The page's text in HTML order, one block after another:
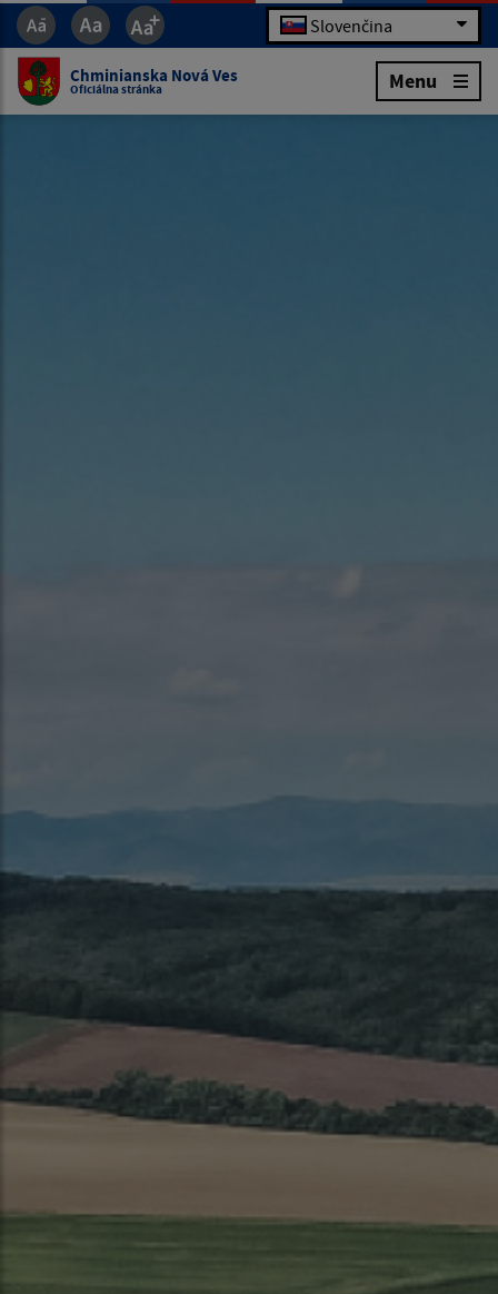
Slovenčina
Chminianska Nová Ves
Oficiálna stránka Menu